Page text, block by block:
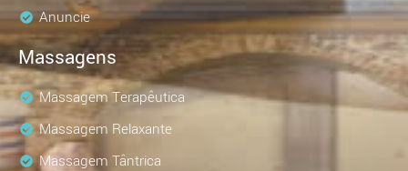
Anuncie
Massagens
Massagem Terapêutica
Massagem Relaxante
Massagem Tântrica